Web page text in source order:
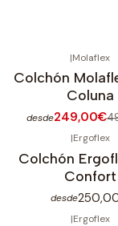
|Molaflex
Colchón
Coluna
desde249,00€
|Ergoflex
Colchón
Confort
desde
|Ergoflex